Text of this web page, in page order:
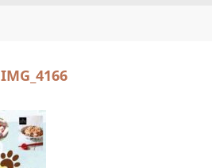
IMG_4166